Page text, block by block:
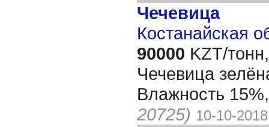
Чечевица
Костанайская
90000 KZT/тонн,
Чечевица
Влажность
20725) 10-10-2018